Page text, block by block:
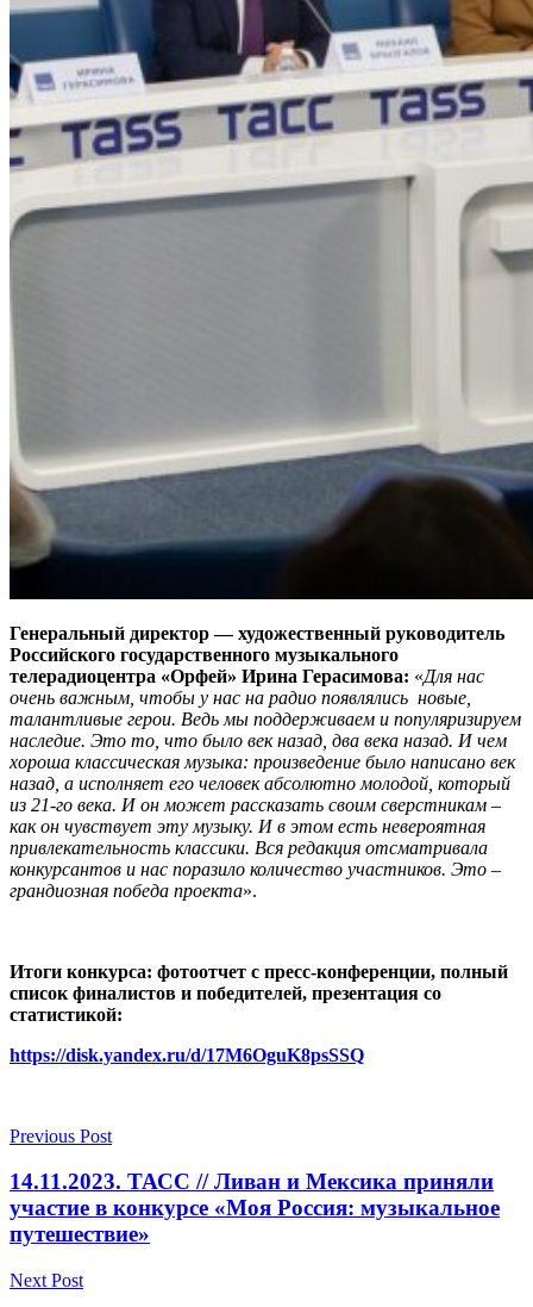
Генеральный директор — художественный руководитель
Российского государственного музыкального
телерадиоцентра «Орфей» Ирина Герасимова: «Для нас
очень важным, чтобы у нас на радио появлялись новые,
талантливые герои. Ведь мы поддерживаем и популяризируем
наследие. Это то, что было век назад, два века назад. И чем
хороша классическая музыка: произведение было написано век
назад, а исполняет его человек абсолютно молодой, который
из 21-го века. И он может рассказать своим сверстникам –
как он чувствует эту музыку. И в этом есть невероятная
привлекательность классики. Вся редакция отсматривала
конкурсантов и нас поразило количество участников. Это –
грандиозная победа проекта».
Итоги конкурса: фотоотчет с пресс-конференции, полный
список финалистов и победителей, презентация со
статистикой:
https://disk.yandex.ru/d/17M6OguK8psSSQ
Previous Post
14.11.2023. ТАСС // Ливан и Мексика приняли
участие в конкурсе «Моя Россия: музыкальное
путешествие»
Next Post